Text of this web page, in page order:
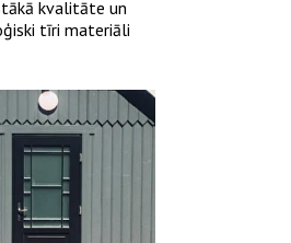
kvalitāte un
tīri materiāli